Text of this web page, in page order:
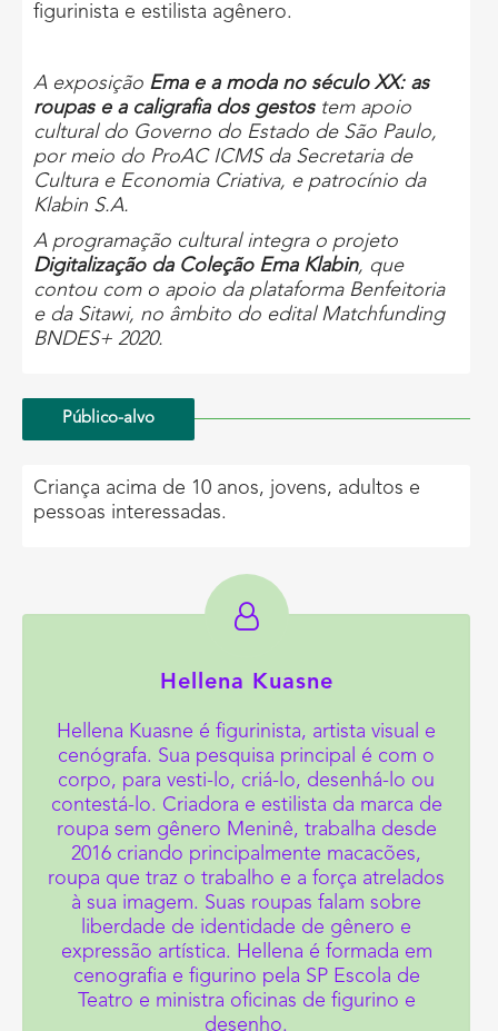
figurinista e estilista agênero.
A exposição Ema e a moda no século XX: as
roupas e a caligrafia dos gestostem apoio
cultural do Governo do Estado de São Paulo,
por meio do ProAC ICMS da Secretaria de
Cultura e Economia Criativa, e patrocínio da
Klabin S.A.
A programação cultural integra o projeto
Digitalização da Coleção Ema Klabin, que
contou com o apoio da plataforma Benfeitoria
e da Sitawi, no âmbito do edital Matchfunding
BNDES+ 2020.
Público-alvo
Criança acima de 10 anos, jovens, adultos e
pessoas interessadas.
Hellena Kuasne
Hellena Kuasne é figurinista, artista visual e
cenógrafa. Sua pesquisa principal é com o
corpo, para vesti-lo, criá-lo, desenhá-lo ou
contestá-lo. Criadora e estilista da marca de
roupa sem gênero Meninê, trabalha desde
2016 criando principalmente macacões,
roupa que traz o trabalho e a força atrelados
à sua imagem. Suas roupas falam sobre
liberdade de identidade de gênero e
expressão artística. Hellena é formada em
cenografia e figurino pela SP Escola de
Teatro e ministra oficinas de figurino e
desenho.